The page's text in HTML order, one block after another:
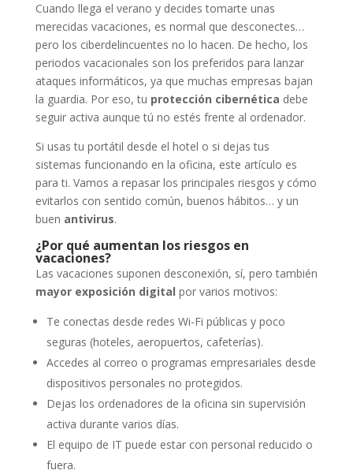
Cuando llega el verano y decides tomarte unas
merecidas vacaciones, es normal que desconectes…
pero los ciberdelincuentes no lo hacen. De hecho, los
periodos vacacionales son los preferidos para lanzar
ataques informáticos, ya que muchas empresas bajan
la guardia. Por eso, tu protección cibernética debe
seguir activa aunque tú no estés frente al ordenador.
Si usas tu portátil desde el hotel o si dejas tus
sistemas funcionando en la oficina, este artículo es
para ti. Vamos a repasar los principales riesgos y cómo
evitarlos con sentido común, buenos hábitos… y un
buen antivirus.
¿Por qué aumentan los riesgos en
vacaciones?
Las vacaciones suponen desconexión, sí, pero también
mayor exposición digital por varios motivos:
Te conectas desde redes Wi-Fi públicas y poco
seguras (hoteles, aeropuertos, cafeterías).
Accedes al correo o programas empresariales desde
dispositivos personales no protegidos.
Dejas los ordenadores de la oficina sin supervisión
activa durante varios días.
El equipo de IT puede estar con personal reducido o
fuera.